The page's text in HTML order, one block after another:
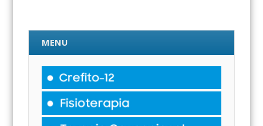
MENU